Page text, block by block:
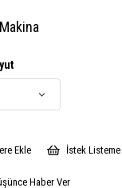
Ekle İstek Listeme
Haber Ver